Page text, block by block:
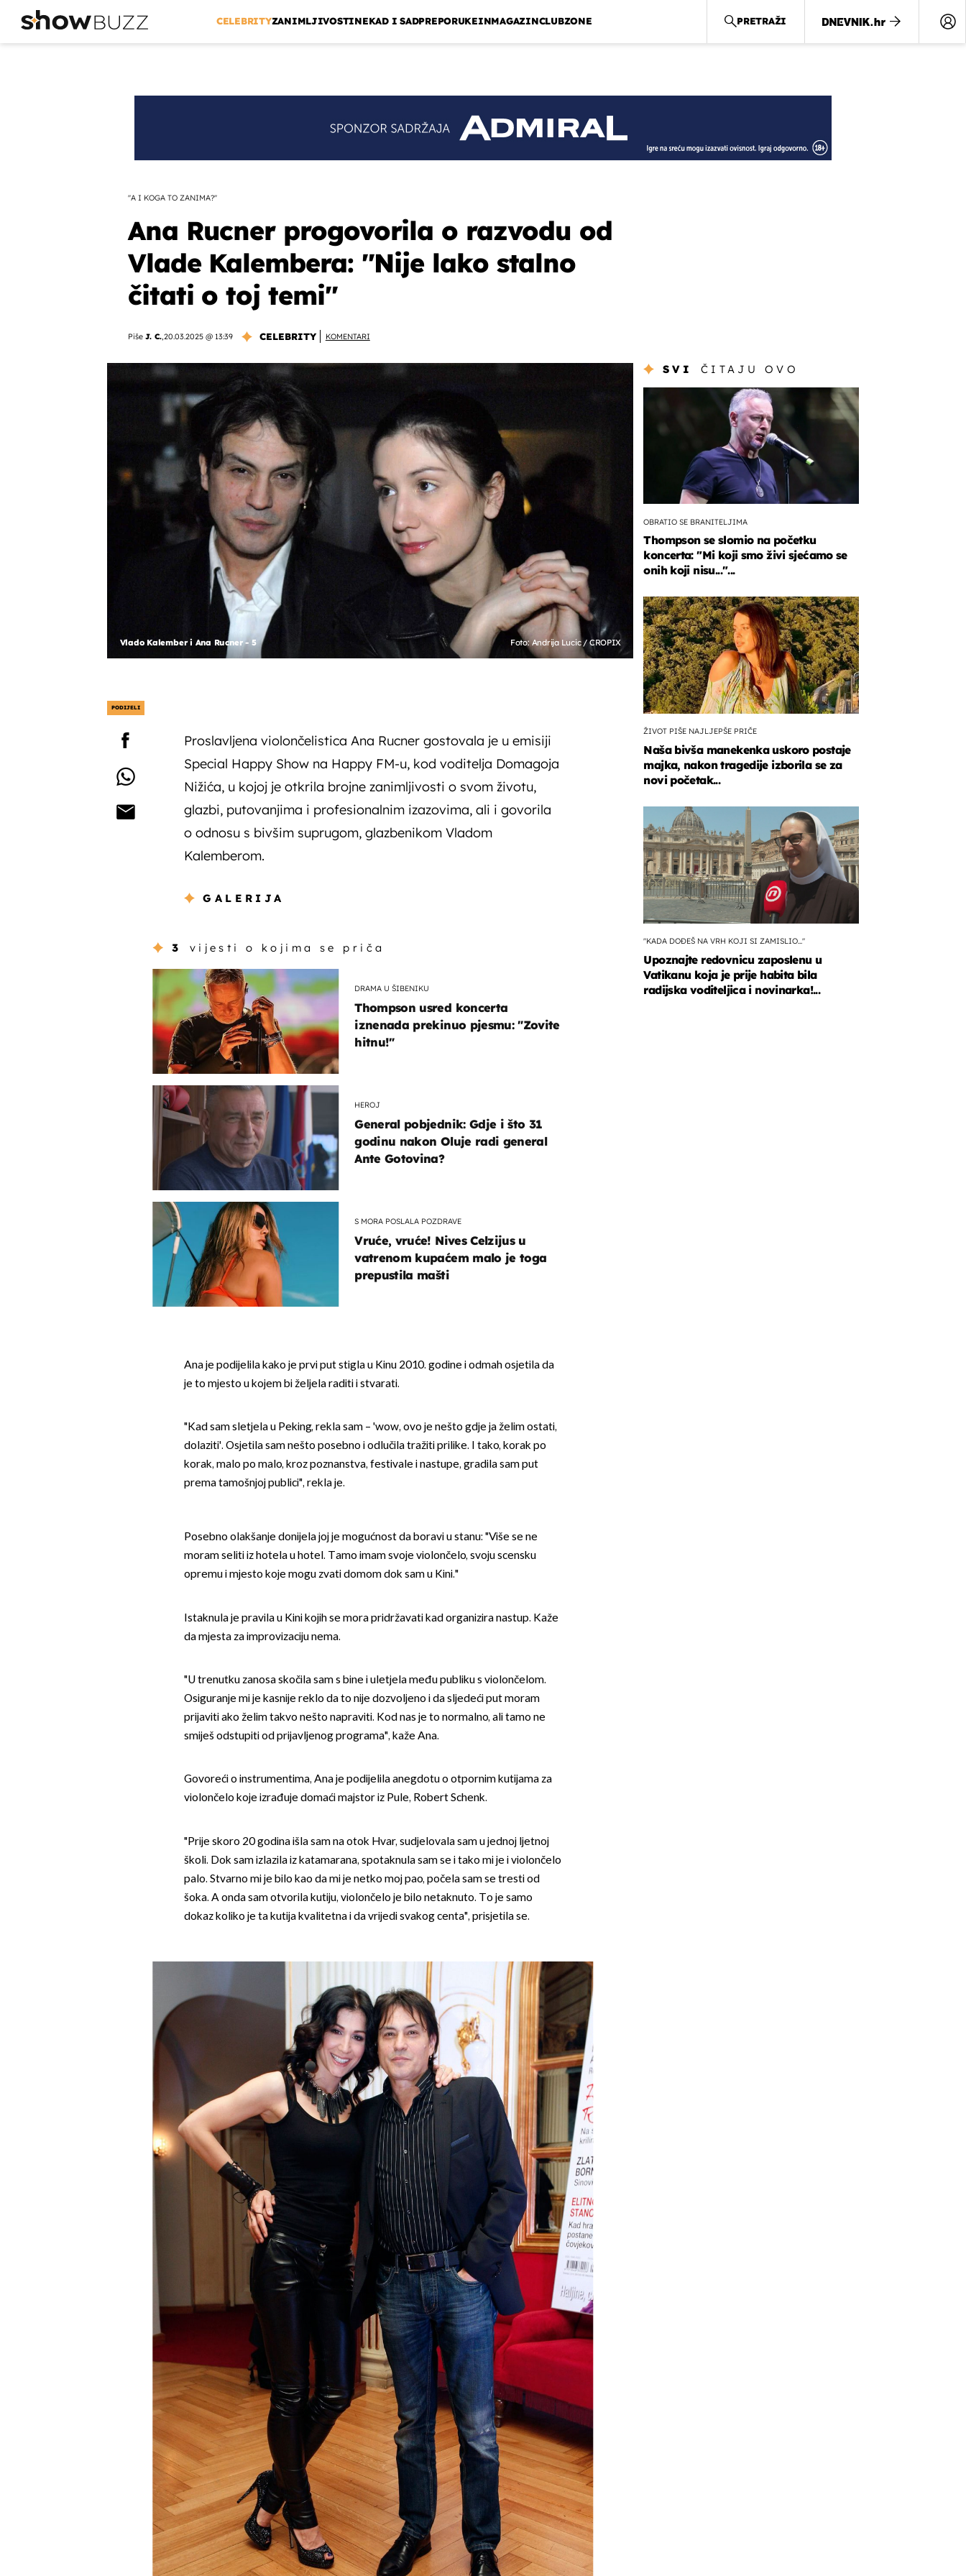
CELEBRITYZANIMLJIVOSTINEKAD I SADPREPORUKEINMAGAZINCLUBZONE PRETRAŽI
''A I KOGA TO ZANIMA?''
Ana Rucner progovorila o razvodu od
Vlade Kalembera: ''Nije lako stalno
čitati o toj temi''
Piše J. C.,20.03.2025 @ 13:39 CELEBRITY KOMENTARI
Vlado Kalember i Ana Rucner - 5 Foto: Andrija Lucic / CROPIX
PODIJELI
Proslavljena violončelistica Ana Rucner gostovala je u emisiji
Special Happy Show na Happy FM-u, kod voditelja Domagoja
Nižića, u kojoj je otkrila brojne zanimljivosti o svom životu,
glazbi, putovanjima i profesionalnim izazovima, ali i govorila
o odnosu s bivšim suprugom, glazbenikom Vladom
Kalemberom.
GALERIJA
3 vijesti o kojima se priča
DRAMA U ŠIBENIKU
Thompson usred koncerta
iznenada prekinuo pjesmu: "Zovite
hitnu!"
HEROJ
General pobjednik: Gdje i što 31
godinu nakon Oluje radi general
Ante Gotovina?
S MORA POSLALA POZDRAVE
Vruće, vruće! Nives Celzijus u
vatrenom kupaćem malo je toga
prepustila mašti
Ana je podijelila kako je prvi put stigla u Kinu 2010. godine i odmah osjetila da
je to mjesto u kojem bi željela raditi i stvarati.
"Kad sam sletjela u Peking, rekla sam – 'wow, ovo je nešto gdje ja želim ostati,
dolaziti'. Osjetila sam nešto posebno i odlučila tražiti prilike. I tako, korak po
korak, malo po malo, kroz poznanstva, festivale i nastupe, gradila sam put
prema tamošnjoj publici", rekla je.
Posebno olakšanje donijela joj je mogućnost da boravi u stanu: "Više se ne
moram seliti iz hotela u hotel. Tamo imam svoje violončelo, svoju scensku
opremu i mjesto koje mogu zvati domom dok sam u Kini."
Istaknula je pravila u Kini kojih se mora pridržavati kad organizira nastup. Kaže
da mjesta za improvizaciju nema.
"U trenutku zanosa skočila sam s bine i uletjela među publiku s violončelom.
Osiguranje mi je kasnije reklo da to nije dozvoljeno i da sljedeći put moram
prijaviti ako želim takvo nešto napraviti. Kod nas je to normalno, ali tamo ne
smiješ odstupiti od prijavljenog programa", kaže Ana.
Govoreći o instrumentima, Ana je podijelila anegdotu o otpornim kutijama za
violončelo koje izrađuje domaći majstor iz Pule, Robert Schenk.
"Prije skoro 20 godina išla sam na otok Hvar, sudjelovala sam u jednoj ljetnoj
školi. Dok sam izlazila iz katamarana, spotaknula sam se i tako mi je i violončelo
palo. Stvarno mi je bilo kao da mi je netko moj pao, počela sam se tresti od
šoka. A onda sam otvorila kutiju, violončelo je bilo netaknuto. To je samo
dokaz koliko je ta kutija kvalitetna i da vrijedi svakog centa", prisjetila se.
SVI ČITAJU OVO
OBRATIO SE BRANITELJIMA
Thompson se slomio na početku
koncerta: "Mi koji smo živi sjećamo se
onih koji nisu..."...
ŽIVOT PIŠE NAJLJEPŠE PRIČE
Naša bivša manekenka uskoro postaje
majka, nakon tragedije izborila se za
novi početak...
"KADA DOĐEŠ NA VRH KOJI SI ZAMISLIO..."
Upoznajte redovnicu zaposlenu u
Vatikanu koja je prije habita bila
radijska voditeljica i novinarka!...
OMOGUĆI OBAVIJESTI